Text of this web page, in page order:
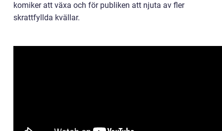
komiker att växa och för publiken att njuta av fler
skrattfyllda kvällar.